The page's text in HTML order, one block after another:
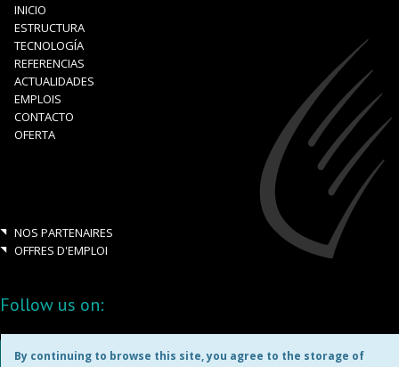
INICIO
ESTRUCTURA
TECNOLOGÍA
REFERENCIAS
ACTUALIDADES
EMPLOIS
CONTACTO
OFERTA
NOS PARTENAIRES
OFFRES D'EMPLOI
Follow us on:
By continuing to browse this site, you agree to the storage of